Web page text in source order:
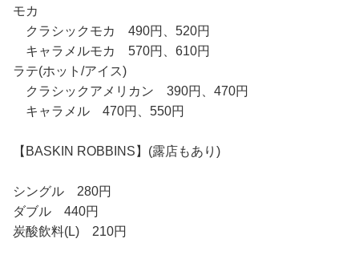
モカ
クラシックモカ 490円、520円
キャラメルモカ 570円、610円
ラテ(ホット/アイス)
クラシックアメリカン 390円、470円
キャラメル 470円、550円
【BASKIN ROBBINS】(露店もあり)
シングル 280円
ダブル 440円
炭酸飲料(L) 210円